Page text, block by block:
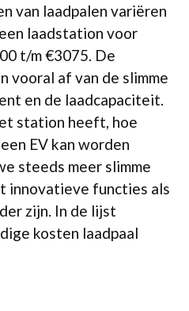
van laadpalen variëren
laadstation voor
t/m €3075. De
vooral af van de slimme
en de laadcapaciteit.
station heeft, hoe
EV kan worden
steeds meer slimme
innovatieve functies als
zijn. In de lijst
kosten laadpaal